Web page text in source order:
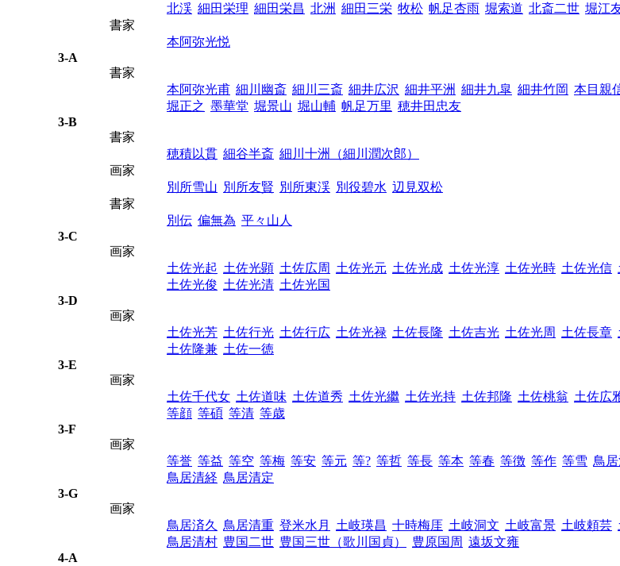
北渓 細田栄理 細田栄昌 北洲 細田三栄 牧松 帆足杏雨 堀索道 北斎二世 堀江
書家
本阿弥光悦
3-A
書家
本阿弥光甫 細川幽斎 細川三斎 細井広沢 細井平洲 細井九皐 細井竹岡 本目親
堀正之 墨華堂 堀景山 堀山輔 帆足万里 穂井田忠友
3-B
書家
穂積以貫 細谷半斎 細川十洲（細川潤次郎）
画家
別所雪山 別所友賢 別所東渓 別役碧水 辺見双松
書家
別伝 偏無為 平々山人
3-C
画家
土佐光起 土佐光顕 土佐広周 土佐光元 土佐光成 土佐光淳 土佐光時 土佐光信
土佐光俊 土佐光清 土佐光国
3-D
画家
土佐光芳 土佐行光 土佐行広 土佐光禄 土佐長隆 土佐吉光 土佐光周 土佐長章
土佐隆兼 土佐一徳
3-E
画家
土佐千代女 土佐道味 土佐道秀 土佐光繼 土佐光持 土佐邦隆 土佐桃翁 土佐広
等顔 等碩 等清 等歳
3-F
画家
等誉 等益 等空 等梅 等安 等元 等? 等哲 等長 等本 等春 等徴 等作 等雪 鳥
鳥居清経 鳥居清定
3-G
画家
鳥居済久
鳥居清重 登米水月 土岐瑛昌 十時梅厓 土岐洞文 土岐富景 土岐頼芸
鳥居清村 豊国二世 豊国三世（歌川国貞） 豊原国周 遠坂文雍
4-A